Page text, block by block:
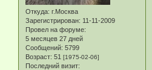
Откуда: г.Москва
Зарегистрирован: 11-11-2009
Провел на форуме:
5 месяцев 27 дней
Сообщений: 5799
Возраст: 51 [1975-02-06]
Последний визит: